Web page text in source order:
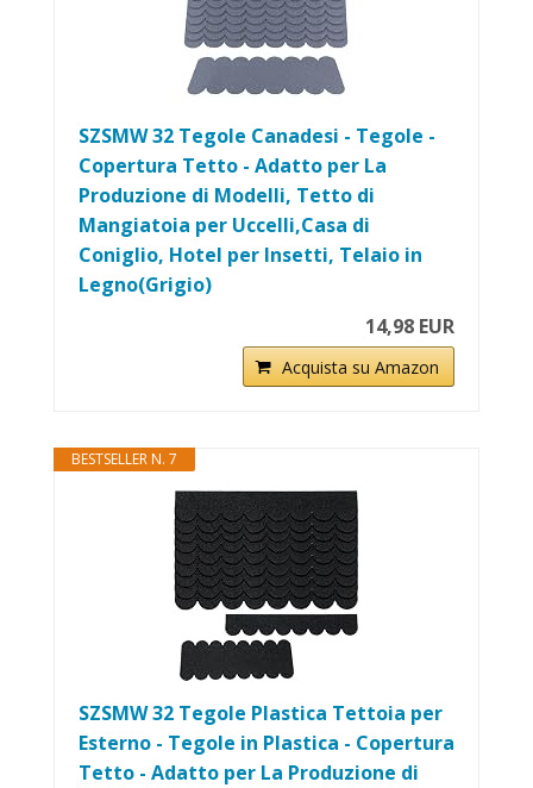
SZSMW 32 Tegole Canadesi - Tegole -
Copertura Tetto - Adatto per La
Produzione di Modelli, Tetto di
Mangiatoia per Uccelli,Casa di
Coniglio, Hotel per Insetti, Telaio in
Legno(Grigio)
14,98 EUR
Acquista su Amazon
BESTSELLER N. 7
SZSMW 32 Tegole Plastica Tettoia per
Esterno - Tegole in Plastica - Copertura
Tetto - Adatto per La Produzione di